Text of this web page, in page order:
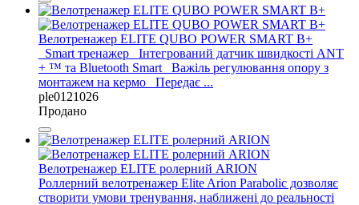
Велотренажер ELITE QUBO POWER SMART B+
_Smart тренажер _Інтегрований датчик швидкості ANT
+ ™ та Bluetooth Smart _Важіль регулювання опору з
монтажем на кермо _Передає ...
ple0121026
Продано
Велотренажер ELITE ролерний ARION
Роллерний велотренажер Elite Arion Parabolic дозволяє
створити умови тренування, наближені до реальності